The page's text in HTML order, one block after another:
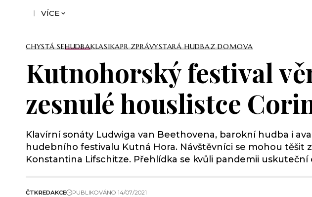
VÍCE
CHYSTÁ SEHUDBAKLASIKAPR ZPRÁVYSTARÁ HUDBAZ DOMOVA
Kutnohorský festival
zesnulé houslistce
Klavírní sonáty Ludwiga van Beethovena, barokní hudba i
hudebního festivalu Kutná Hora. Návštěvníci se mohou
Konstantina Lifschitze. Přehlídka se kvůli pandemii
ČTKREDAKCE PUBLIKOVÁNO 14/07/2021